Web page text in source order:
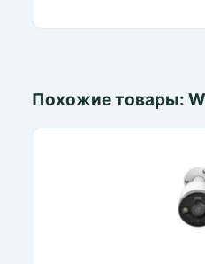
Похожие товары: